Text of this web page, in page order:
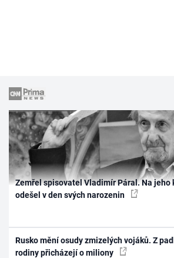
Zemřel spisovatel Vladimír Páral. Na jeho
odešel v den svých narozenin
Rusko mění osudy zmizelých vojáků. Z
rodiny přicházejí o miliony